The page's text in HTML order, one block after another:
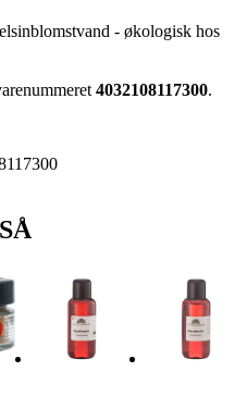
- økologisk hos
4032108117300.